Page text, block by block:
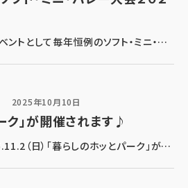
トとして毎年恒例のソフト・ミニ・バ
。 コー […]
2025年10月10日
ク」が開催されます♪
（日）「暮らしのホッとパーク」が開